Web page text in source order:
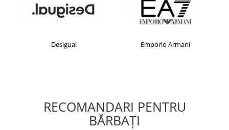
Desigual Emporio Armani
RECOMANDARI PENTRU
BĂRBAŢI